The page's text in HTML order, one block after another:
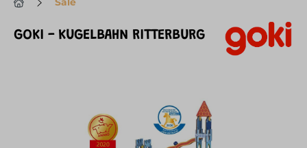
GOKI - KUGELBAHN RITTERBURG